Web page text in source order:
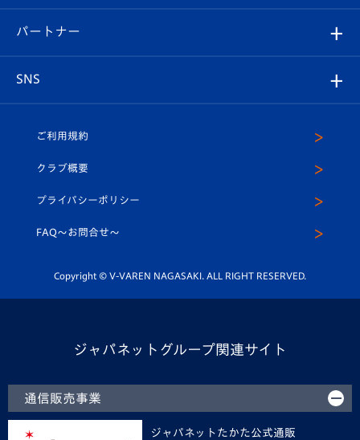
メディア
ホームタウン
マスコット紹介
平和祈念活動
ホームタウン活動
ヴィヴィくんの長崎おもてなしガイド
スタジアムグルメ
V-LOVERS（ファンクラブ）
プレイヤーズスイート
店舗情報
育成からのお知らせ
U-18
スクール
パートナー
SNS
ヴィヴィくんインスタグラム
公式LINE＠
ご利用規約
クラブ概要
プライバシーポリシー
FAQ〜お問合せ〜
Copyright © V-VAREN NAGASAKI. ALL RIGHT RESERVED.
ジャパネットグループ関連サイト
通信販売事業
ジャパネットたかた公式通販